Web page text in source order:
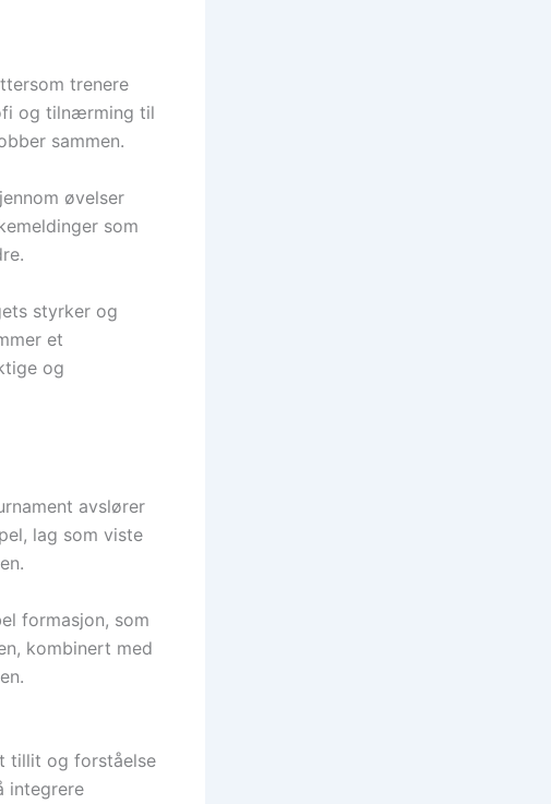
trenere
og tilnærming til
sammen.
øvelser
som
styrker og
et
og
avslører
lag som viste
formasjon, som
kombinert med
tillit og forståelse
integrere